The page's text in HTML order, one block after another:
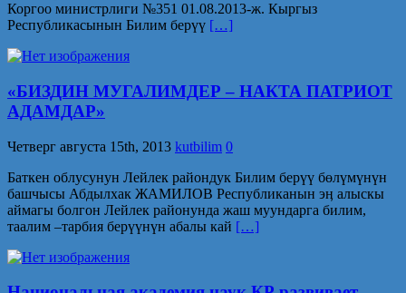
Коргоо министрлиги №351 01.08.2013-ж. Кыргыз
Республикасынын Билим берүү […]
«БИЗДИН МУГАЛИМДЕР – НАКТА ПАТРИОТ
АДАМДАР»
Четверг августа 15th, 2013 kutbilim 0
Баткен облусунун Лейлек райондук Билим берүү бөлүмүнүн
башчысы Абдылхак ЖАМИЛОВ Республиканын эӊ алыскы
аймагы болгон Лейлек районунда жаш муундарга билим,
таалим –тарбия берүүнүн абалы кай […]